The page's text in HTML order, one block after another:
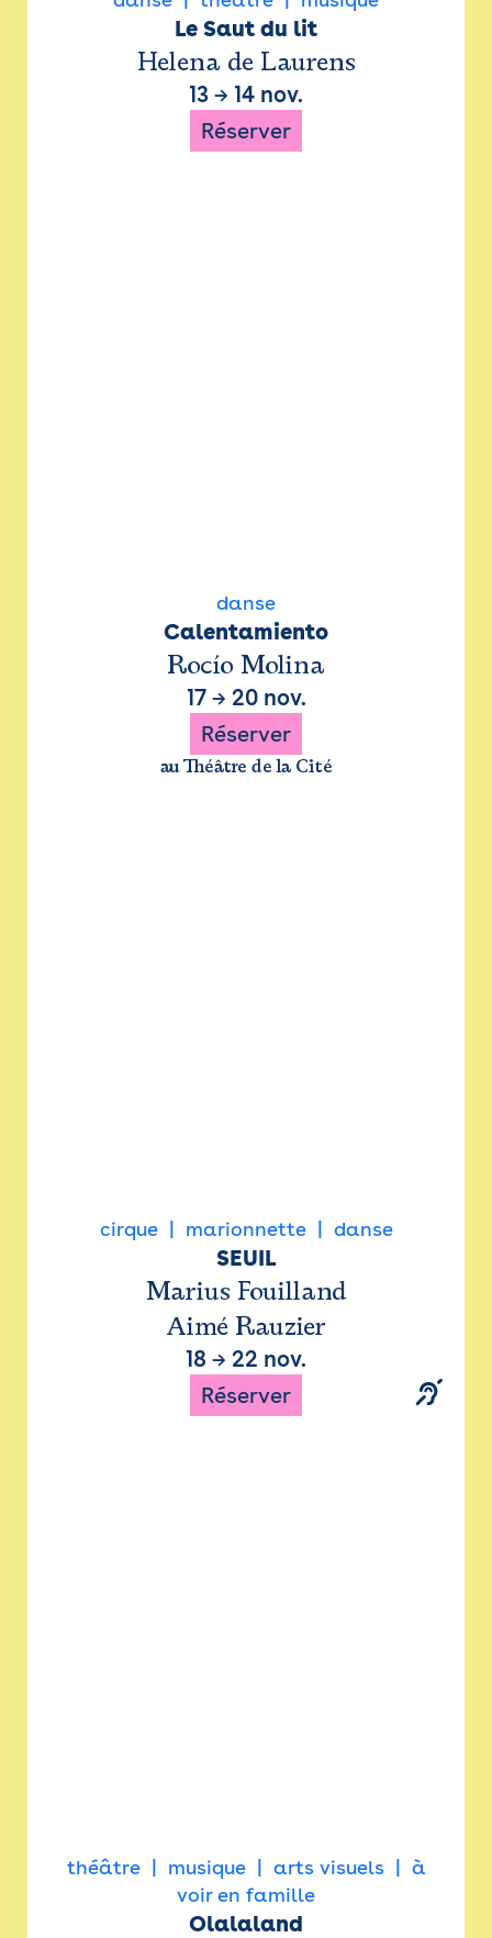
Le Saut du lit
Helena de Laurens
13 → 14 nov.
Réserver
danse
Calentamiento
Rocío Molina
17→ 20 nov.
Réserver
au Théâtre de la Cité
cirque marionnette danse
SEUIL
Marius Fouilland
Aimé Rauzier
18 → 22 nov.
Réserver
théâtre musique arts visuels
à
voir en famille
Olalaland